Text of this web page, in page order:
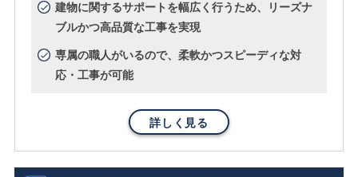
建物に関するサポートを幅広く行うため、リーズナ
ブルかつ高品質な工事を実現
専属の職人がいるので、柔軟かつスピーディな対
応・工事が可能
詳しく見る